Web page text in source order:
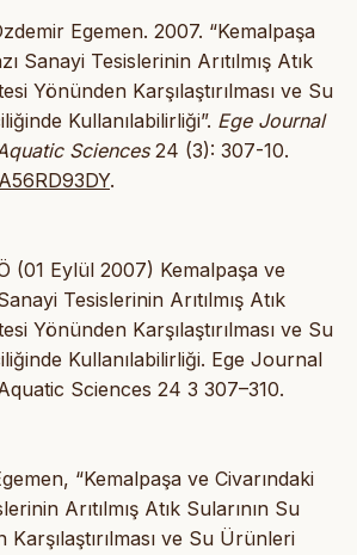
Egemen. 2007. “Kemalpaşa
Sanayi Tesislerinin Arıtılmış Atık
Yönünden Karşılaştırılması ve Su
Kullanılabilirliği”. Ege Journal
Sciences24 (3): 307-10.
.
(01 Eylül 2007) Kemalpaşa ve
Tesislerinin Arıtılmış Atık
Yönünden Karşılaştırılması ve Su
Kullanılabilirliği. Ege Journal
Sciences 24 3 307–310.
“Kemalpaşa ve Civarındaki
Arıtılmış Atık Sularının Su
Karşılaştırılması ve Su Ürünleri